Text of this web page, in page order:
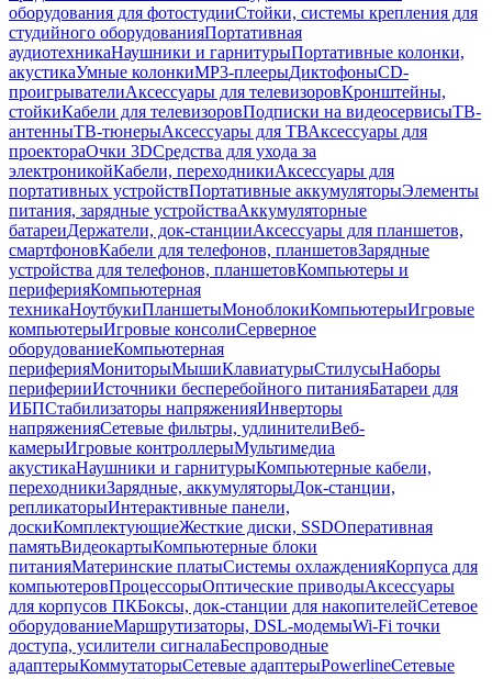
оборудования для фотостудииСтойки, системы крепления для
студийного оборудованияПортативная
аудиотехникаНаушники и гарнитурыПортативные колонки,
акустикаУмные колонкиMP3-плеерыДиктофоныCD-
проигрывателиАксессуары для телевизоровКронштейны,
стойкиКабели для телевизоровПодписки на видеосервисыТВ-
антенныТВ-тюнерыАксессуары для ТВАксессуары для
проектораОчки 3DСредства для ухода за
электроникойКабели, переходникиАксессуары для
портативных устройствПортативные аккумуляторыЭлементы
питания, зарядные устройстваАккумуляторные
батареиДержатели, док-станцииАксессуары для планшетов,
смартфоновКабели для телефонов, планшетовЗарядные
устройства для телефонов, планшетовКомпьютеры и
периферияКомпьютерная
техникаНоутбукиПланшетыМоноблокиКомпьютерыИгровые
компьютерыИгровые консолиСерверное
оборудованиеКомпьютерная
периферияМониторыМышиКлавиатурыСтилусыНаборы
периферииИсточники бесперебойного питанияБатареи для
ИБПСтабилизаторы напряженияИнверторы
напряженияСетевые фильтры, удлинителиВеб-
камерыИгровые контроллерыМультимедиа
акустикаНаушники и гарнитурыКомпьютерные кабели,
переходникиЗарядные, аккумуляторыДок-станции,
репликаторыИнтерактивные панели,
доскиКомплектующиеЖесткие диски, SSDОперативная
памятьВидеокартыКомпьютерные блоки
питанияМатеринские платыСистемы охлажденияКорпуса для
компьютеровПроцессорыОптические приводыАксессуары
для корпусов ПКБоксы, док-станции для накопителейСетевое
оборудованиеМаршрутизаторы, DSL-модемыWi-Fi точки
доступа, усилители сигналаБеспроводные
адаптерыКоммутаторыСетевые адаптерыPowerlineСетевые